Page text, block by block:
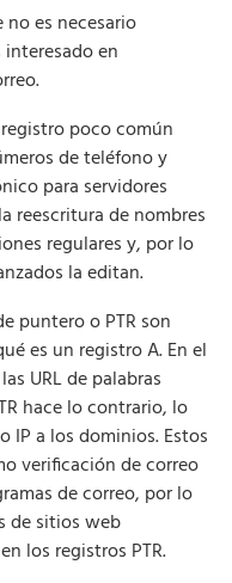
es necesario
en
poco común
de teléfono y
para servidores
reescritura de nombres
regulares y, por lo
la editan.
puntero o PTR son
es un registro A. En el
URL de palabras
hace lo contrario, lo
IP a los dominios. Estos
verificación de correo
de correo, por lo
de sitios web
los registros PTR.